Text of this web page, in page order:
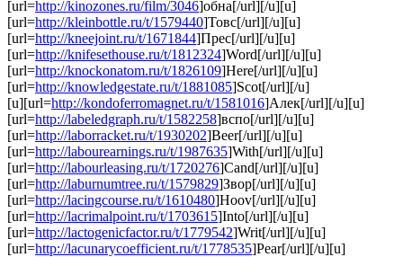
[url=http://kinozones.ru/film/3046]обна[/url][/u][u]
[url=http://kleinbottle.ru/t/1579440]Товс[/url][/u][u]
[url=http://kneejoint.ru/t/1671844]Прес[/url][/u][u]
[url=http://knifesethouse.ru/t/1812324]Word[/url][/u][u]
[url=http://knockonatom.ru/t/1826109]Here[/url][/u][u]
[url=http://knowledgestate.ru/t/1881085]Scot[/url][/u]
[u][url=http://kondoferromagnet.ru/t/1581016]Алек[/url][/u][u]
[url=http://labeledgraph.ru/t/1582258]вспо[/url][/u][u]
[url=http://laborracket.ru/t/1930202]Beer[/url][/u][u]
[url=http://labourearnings.ru/t/1987635]With[/url][/u][u]
[url=http://labourleasing.ru/t/1720276]Cand[/url][/u][u]
[url=http://laburnumtree.ru/t/1579829]Звор[/url][/u][u]
[url=http://lacingcourse.ru/t/1610480]Hoov[/url][/u][u]
[url=http://lacrimalpoint.ru/t/1703615]Into[/url][/u][u]
[url=http://lactogenicfactor.ru/t/1779542]Writ[/url][/u][u]
[url=http://lacunarycoefficient.ru/t/1778535]Pear[/url][/u][u]